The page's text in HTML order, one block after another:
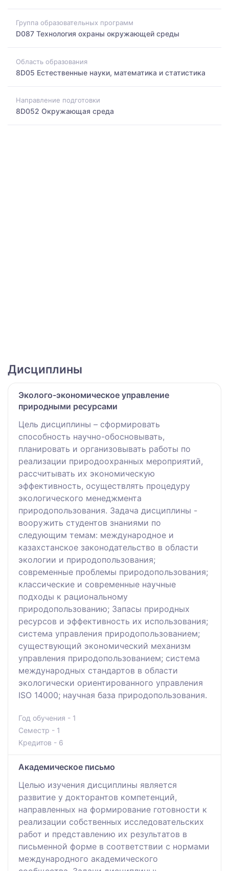
Группа образовательных программ
D087 Технология охраны окружающей среды
Область образования
8D05 Естественные науки, математика и статистика
Направление подготовки
8D052 Окружающая среда
Дисциплины
Эколого-экономическое управление
природными ресурсами
Цель дисциплины – сформировать
способность научно-обосновывать,
планировать и организовывать работы по
реализации природоохранных мероприятий,
рассчитывать их экономическую
эффективность, осуществлять процедуру
экологического менеджмента
природопользования. Задача дисциплины -
вооружить студентов знаниями по
следующим темам: международное и
казахстанское законодательство в области
экологии и природопользования;
современные проблемы природопользования;
классические и современные научные
подходы к рациональному
природопользованию; Запасы природных
ресурсов и эффективность их использования;
система управления природопользованием;
существующий экономический механизм
управления природопользованием; система
международных стандартов в области
экологически ориентированного управления
ISO 14000; научная база природопользования.
Год обучения - 1
Семестр - 1
Кредитов - 6
Академическое письмо
Целью изучения дисциплины является
развитие у докторантов компетенций,
направленных на формирование готовности к
реализации собственных исследовательских
работ и представлению их результатов в
письменной форме в соответствии с нормами
международного академического